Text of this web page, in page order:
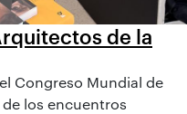
de la
Congreso Mundial de
los encuentros